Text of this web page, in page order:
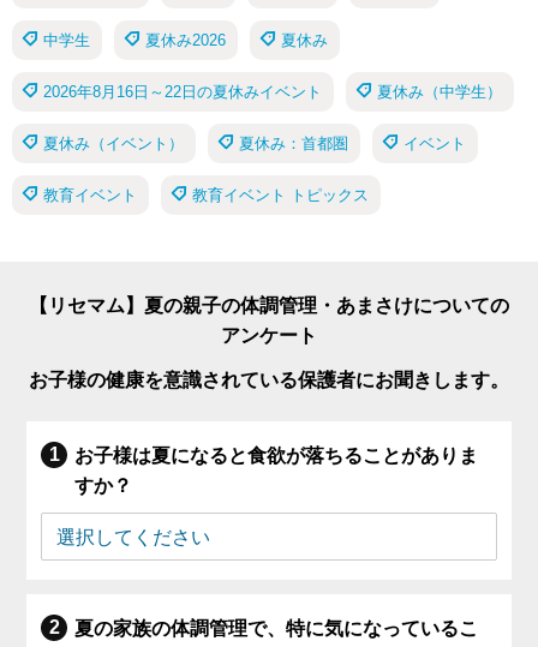
中学生 夏休み2026 夏休み
2026年8月16日～22日の夏休みイベント 夏休み（中学生）
夏休み（イベント） 夏休み：首都圏 イベント
教育イベント 教育イベント トピックス
【リセマム】夏の親子の体調管理・あまさけについての
アンケート
お子様の健康を意識されている保護者にお聞きします。
お子様は夏になると食欲が落ちることがありま
すか？
夏の家族の体調管理で、特に気になっているこ